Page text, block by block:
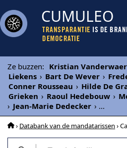
CUMULEO
TRANSPARANTIE IS DE
DEMOCRATIE
Ze buzzen: Kristian
Liekens › Bart De Wever ›
Conner Rousseau › Hilde De
Grieken › Raoul Hedebouw ›
› Jean-Marie Dedecker › ...
› Databank van de mandatarissen ›